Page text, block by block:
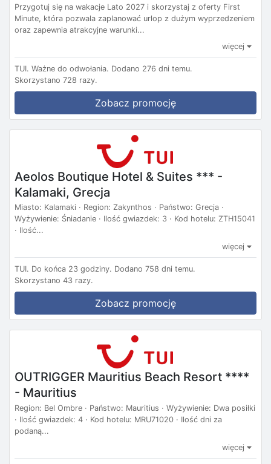
Przygotuj się na wakacje Lato 2027 i skorzystaj z oferty First
Minute, która pozwala zaplanować urlop z dużym wyprzedzeniem
oraz zapewnia atrakcyjne warunki...
więcej
TUI. Ważne do odwołania. Dodano 276 dni temu.
Skorzystano 728 razy.
Zobacz promocję
Aeolos Boutique Hotel & Suites *** -
Kalamaki, Grecja
Miasto: Kalamaki · Region: Zakynthos · Państwo: Grecja ·
Wyżywienie: Śniadanie · Ilość gwiazdek: 3 · Kod hotelu: ZTH15041
· Ilość...
więcej
TUI. Do końca 23 godziny. Dodano 758 dni temu.
Skorzystano 43 razy.
Zobacz promocję
OUTRIGGER Mauritius Beach Resort ****
- Mauritius
Region: Bel Ombre · Państwo: Mauritius · Wyżywienie: Dwa posiłki
· Ilość gwiazdek: 4 · Kod hotelu: MRU71020 · Ilość dni za
podaną...
więcej